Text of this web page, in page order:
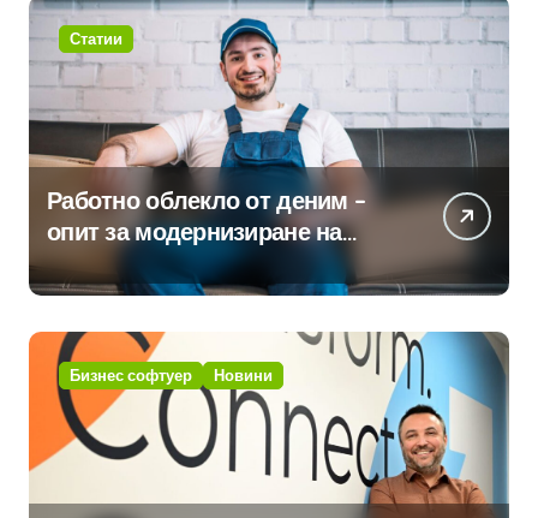
Статии
Работно облекло от деним –
опит за модернизиране на
традицията
Бизнес софтуер Новини